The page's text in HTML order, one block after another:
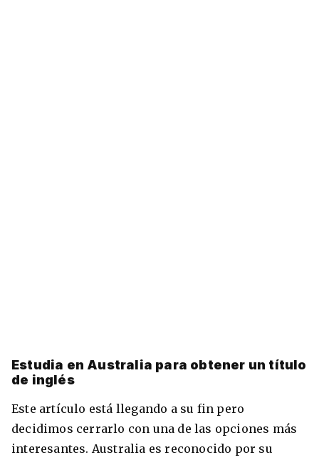
Estudia en Australia para obtener un título
de inglés
Este artículo está llegando a su fin pero
decidimos cerrarlo con una de las opciones más
interesantes. Australia es reconocido por su